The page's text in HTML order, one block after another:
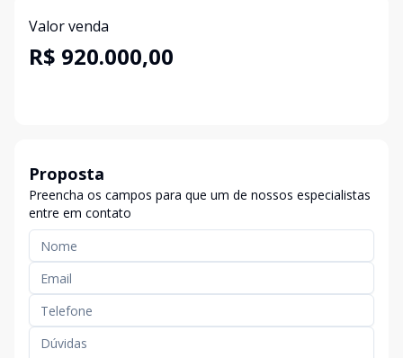
Valor venda
R$ 920.000,00
Proposta
Preencha os campos para que um de nossos especialistas
entre em contato